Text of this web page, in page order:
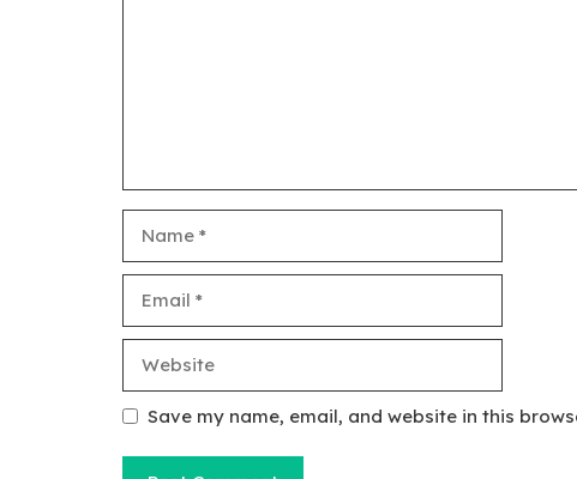
Save my name, email, and website in this